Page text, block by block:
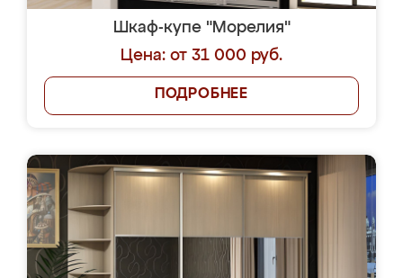
Шкаф-купе "Морелия"
Цена: от 31 000 руб.
ПОДРОБНЕЕ